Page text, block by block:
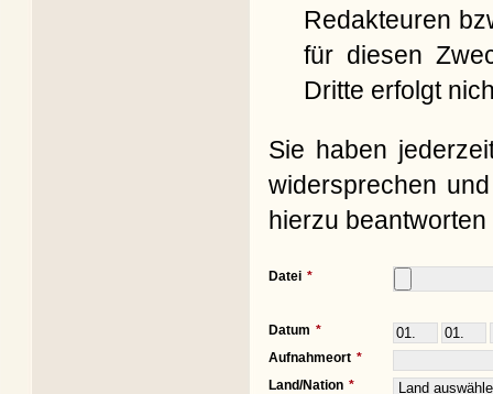
Redakteuren
für diesen
Dritte erfolgt
Sie haben
widersprechen
hierzu
Datei
Datum
Aufnahmeort
Land/Nation